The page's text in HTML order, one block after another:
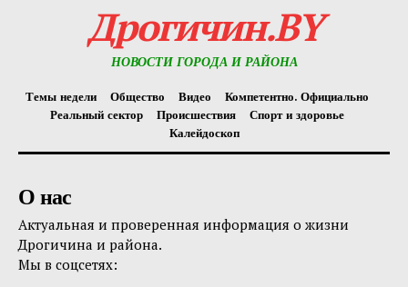
Дрогичин.BY
НОВОСТИ ГОРОДА И РАЙОНА
Темы недели Общество Видео
Компетентно. Официально
Реальный сектор
Происшествия
Спорт и здоровье
Калейдоскоп
О нас
Актуальная и проверенная информация о жизни
Дрогичина и района.
Мы в соцсетях: